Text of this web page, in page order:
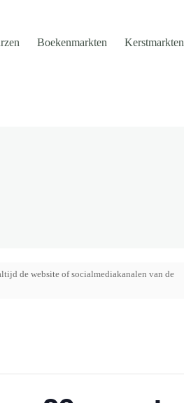
Boekenmarkten Kerstmarkten
de website of socialmediakanalen van de